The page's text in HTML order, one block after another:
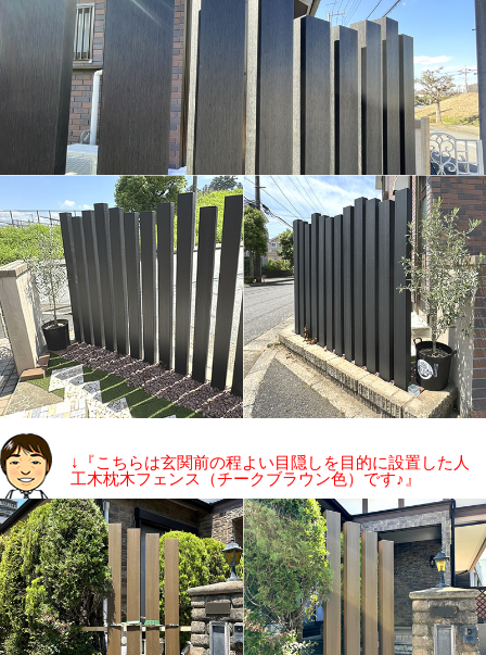
↓『こちらは玄関前の程よい目隠しを目的に設置した人
工木枕木フェンス（チークブラウン色）です♪』